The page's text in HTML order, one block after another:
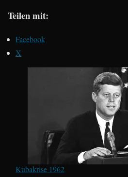
Teilen mit:
Facebook
X
Kubakrise 1962